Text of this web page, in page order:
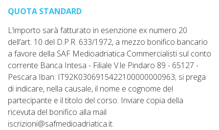
Infine, si presenterà una panoramica delle vigenti
disposizioni in tema di convocazione e deliberazione delle
Assemblee Societarie e delle riunioni degli organi di
controllo in modalità virtuale.
QUOTA STANDARD
L’importo sarà fatturato in esenzione ex numero 20
dell’art. 10 del D.P.R. 633/1972, a mezzo bonifico bancario
a favore della SAF Medioadriatica Commercialisti sul conto
corrente Banca Intesa - Filiale V.le Pindaro 89 - 65127 -
Pescara Iban: IT92K0306915422100000000963; si prega
di indicare, nella causale, il nome e cognome del
partecipante e il titolo del corso. Inviare copia della
ricevuta del bonifico alla mail
iscrizioni@safmedioadriatica.it.